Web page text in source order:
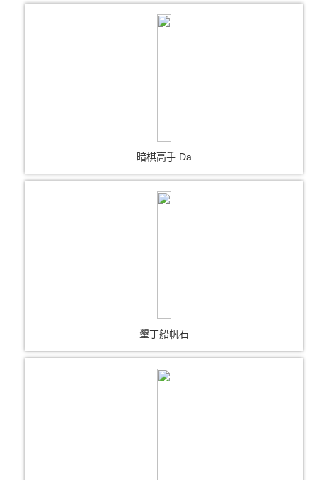
暗棋高手 Da
墾丁船帆石